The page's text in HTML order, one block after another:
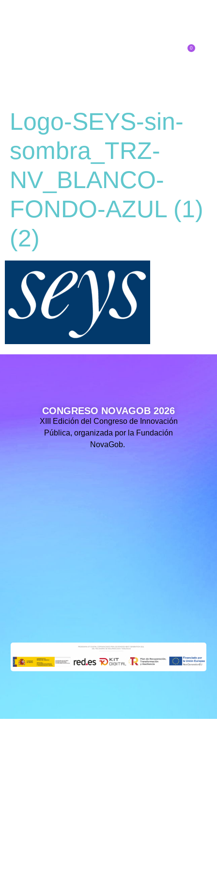
0
Logo-SEYS-sin-
sombra_TRZ-
NV_BLANCO-
FONDO-AZUL (1)
(2)
CONGRESO NOVAGOB 2026
XIII Edición del Congreso de Innovación
Pública, organizada por la Fundación
NovaGob.